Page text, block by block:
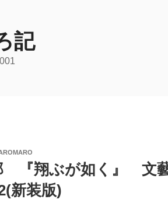
記
『翔ぶが如く』 文
新装版)